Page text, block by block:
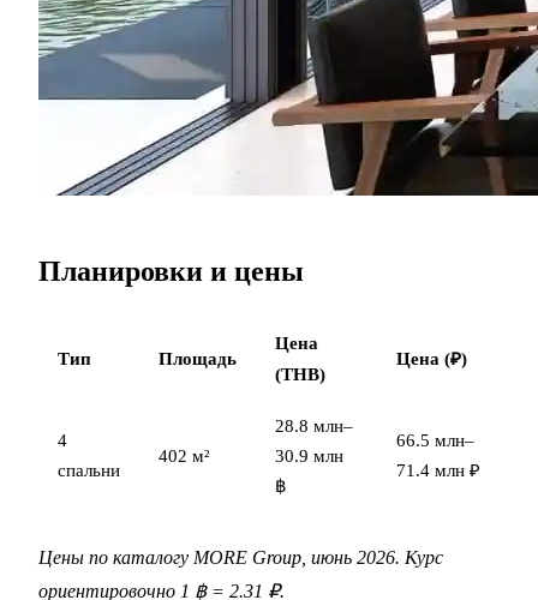
Планировки и цены
Тип Площадь
Цена
(THB)
Цена (₽)
4
спальни
402 м²
28.8 млн–
30.9 млн
฿
66.5 млн–
71.4 млн ₽
Цены по каталогу MORE Group, июнь 2026. Курс
ориентировочно 1 ฿ = 2.31 ₽.